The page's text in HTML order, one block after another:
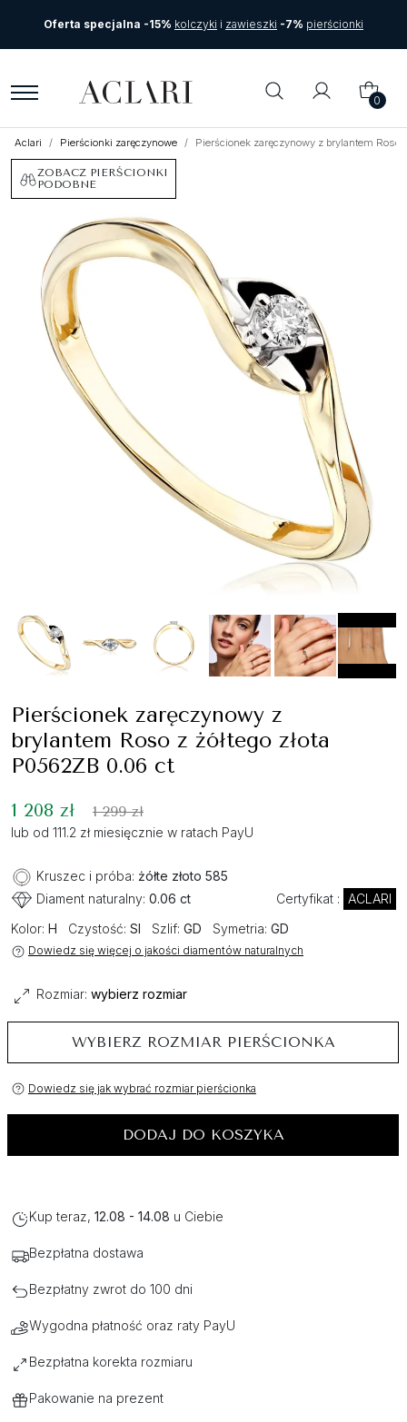
Oferta specjalna -15% kolczyki i zawieszki -7% pierścionki
0
Aclari Pierścionki zaręczynowe Pierścionek zaręczynowy z brylantem Roso
ZOBACZ PIERŚCIONKI
PODOBNE
Pierścionek zaręczynowy z
brylantem Roso z żółtego złota
P0562ZB 0.06 ct
1 208 zł 1 299 zł
lub od 111.2 zł miesięcznie w ratach PayU
Kruszec i próba: żółte złoto 585
Diament naturalny: 0.06 ct Certyfikat : ACLARI
Kolor: H Czystość: SI Szlif: GD Symetria: GD
Dowiedz się więcej o jakości diamentów naturalnych
Rozmiar: wybierz rozmiar
WYBIERZ ROZMIAR PIERŚCIONKA
Dowiedz się jak wybrać rozmiar pierścionka
DODAJ DO KOSZYKA
Kup teraz, 12.08 - 14.08 u Ciebie
Bezpłatna dostawa
Bezpłatny zwrot do 100 dni
Wygodna płatność oraz raty PayU
Bezpłatna korekta rozmiaru
Pakowanie na prezent